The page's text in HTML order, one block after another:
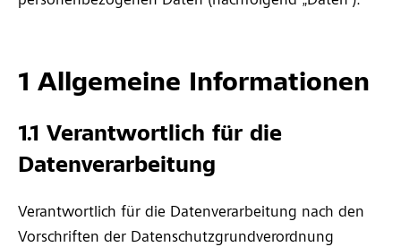
1 Allgemeine Informationen
1.1 Verantwortlich für die
Datenverarbeitung
Verantwortlich für die Datenverarbeitung nach den
Vorschriften der Datenschutzgrundverordnung